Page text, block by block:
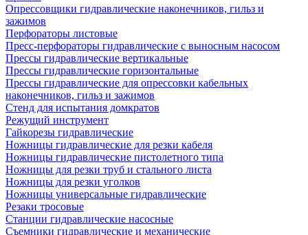
Опрессовщики гидравлические наконечников, гильз и
зажимов
Перфораторы листовые
Пресс-перфораторы гидравлические с выносным насосом
Прессы гидравлические вертикальные
Прессы гидравлические горизонтальные
Прессы гидравлические для опрессовки кабельных
наконечников, гильз и зажимов
Стенд для испытания домкратов
Режущий инструмент
Гайкорезы гидравлические
Ножницы гидравлические для резки кабеля
Ножницы гидравлические пистолетного типа
Ножницы для резки труб и стального листа
Ножницы для резки уголков
Ножницы универсальные гидравлические
Резаки тросовые
Станции гидравлические насосные
Съемники гидравлические и механические